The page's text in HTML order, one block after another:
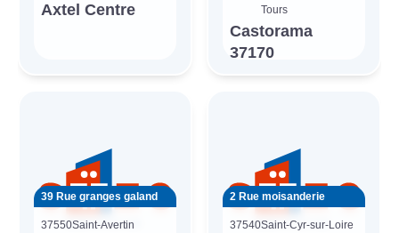
Axtel Centre
Tours
Castorama
37170
39 Rue granges galand
37550Saint-Avertin
2 Rue moisanderie
37540Saint-Cyr-sur-Loire